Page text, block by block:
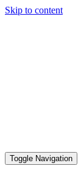
Skip to content
Toggle Navigation